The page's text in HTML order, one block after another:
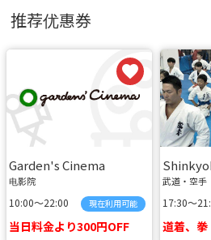
推荐优惠券
Garden's Cinema
电影院
10:00〜22:00 現在利用可能
当日料金より300円OFF
武道・空手
17:30〜